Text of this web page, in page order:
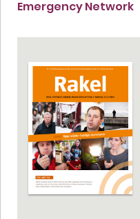
Emergency Network